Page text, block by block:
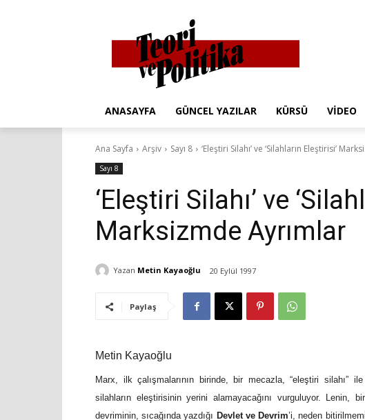
ANASAYFA GÜNCEL YAZILAR KÜRSÜ VIDEO
Ana Sayfa Arşiv Sayı 8 ‘Eleştiri Silahı’ ve ‘Silahların Eleştirisi’
Sayı 8
‘Eleştiri Silahı’ ve
Marksizmde Ayrımlar
Yazan Metin Kayaoğlu 20 Eylül 1997
Paylaş
Metin Kayaoğlu
Marx, ilk çalışmalarının birinde, bir mecazla, “eleştiri silahı”
silahların eleştirisinin yerini alamayacağını vurguluyor. Lenin,
devriminin, sıcağında yazdığı Devlet ve Devrim’i, neden